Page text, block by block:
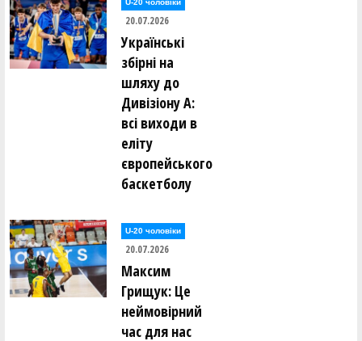
U-20 чоловіки
20.07.2026
Українські
збірні на
шляху до
Дивізіону А:
всі виходи в
еліту
європейського
баскетболу
U-20 чоловіки
20.07.2026
Максим
Грищук: Це
неймовірний
час для нас